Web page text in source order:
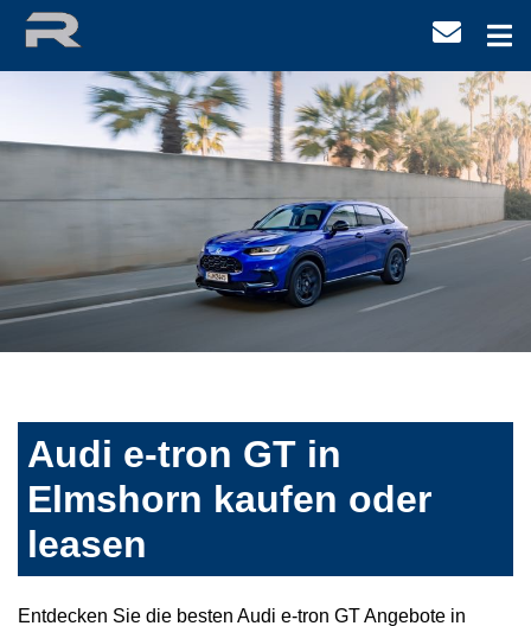
Audi e-tron GT in
Elmshorn kaufen oder
leasen
Entdecken Sie die besten Audi e-tron GT Angebote in